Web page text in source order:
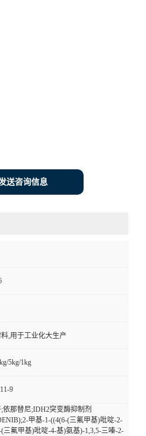
送咨询信息
,用于工业化大生产
5kg/1kg
9
依那替尼;IDH2突变酶抑制剂
甲基-1-((4(6-(三氟甲基)吡啶-2-
三氟甲基)吡啶-4-基)氨基)-1,3,5-三嗪-2-